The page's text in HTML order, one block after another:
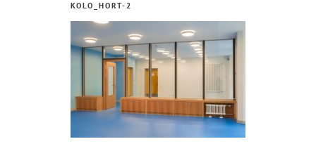
KOLO_HORT-2